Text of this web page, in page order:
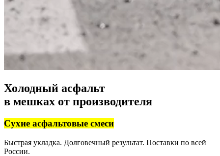
Холодный асфальт
в мешках ­от производителя
Сухие асфальтовые смеси
Быстрая укладка. Долговечный результат. Поставки по всей
России.